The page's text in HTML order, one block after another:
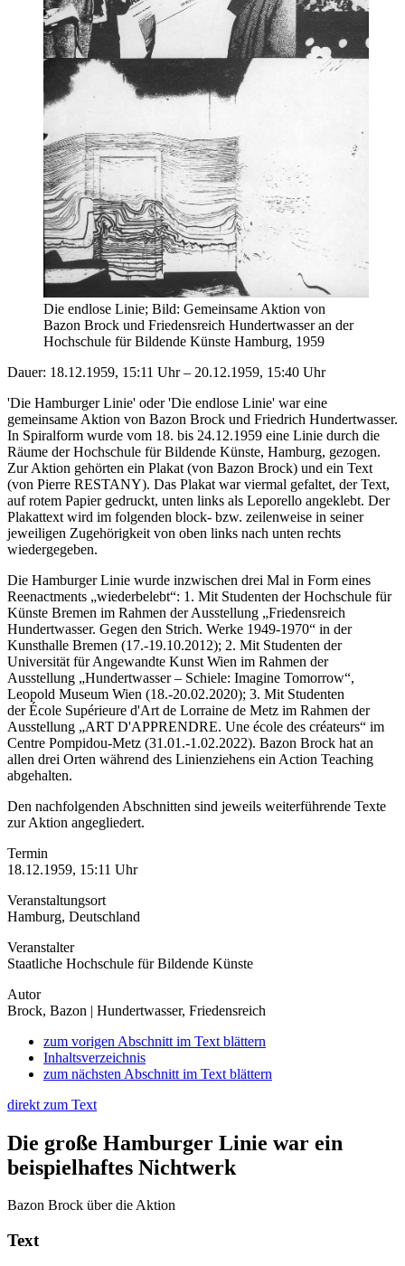
Die endlose Linie; Bild: Gemeinsame Aktion von
Bazon Brock und Friedensreich Hundertwasser an der
Hochschule für Bildende Künste Hamburg, 1959
Dauer: 18.12.1959, 15:11 Uhr – 20.12.1959, 15:40 Uhr
'Die Hamburger Linie' oder 'Die endlose Linie' war eine
gemeinsame Aktion von Bazon Brock und Friedrich Hundertwasser.
In Spiralform wurde vom 18. bis 24.12.1959 eine Linie durch die
Räume der Hochschule für Bildende Künste, Hamburg, gezogen.
Zur Aktion gehörten ein Plakat (von Bazon Brock) und ein Text
(von Pierre RESTANY). Das Plakat war viermal gefaltet, der Text,
auf rotem Papier gedruckt, unten links als Leporello angeklebt. Der
Plakattext wird im folgenden block- bzw. zeilenweise in seiner
jeweiligen Zugehörigkeit von oben links nach unten rechts
wiedergegeben.
Die Hamburger Linie wurde inzwischen drei Mal in Form eines
Reenactments „wiederbelebt“: 1. Mit Studenten der Hochschule für
Künste Bremen im Rahmen der Ausstellung „Friedensreich
Hundertwasser. Gegen den Strich. Werke 1949-1970“ in der
Kunsthalle Bremen (17.-19.10.2012); 2. Mit Studenten der
Universität für Angewandte Kunst Wien im Rahmen der
Ausstellung „Hundertwasser – Schiele: Imagine Tomorrow“,
Leopold Museum Wien (18.-20.02.2020); 3. Mit Studenten
der École Supérieure d'Art de Lorraine de Metz im Rahmen der
Ausstellung „ART D'APPRENDRE. Une école des créateurs“ im
Centre Pompidou-Metz (31.01.-1.02.2022). Bazon Brock hat an
allen drei Orten während des Linienziehens ein Action Teaching
abgehalten.
Den nachfolgenden Abschnitten sind jeweils weiterführende Texte
zur Aktion angegliedert.
Termin
18.12.1959, 15:11 Uhr
Veranstaltungsort
Hamburg, Deutschland
Veranstalter
Staatliche Hochschule für Bildende Künste
Autor
Brock, Bazon | Hundertwasser, Friedensreich
zum vorigen Abschnitt im Text blättern
Inhaltsverzeichnis
zum nächsten Abschnitt im Text blättern
direkt zum Text
Die große Hamburger Linie war ein
beispielhaftes Nichtwerk
Bazon Brock über die Aktion
Text